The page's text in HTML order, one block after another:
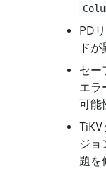
PD
ド
セー
エラ
可能
ジョ
題を